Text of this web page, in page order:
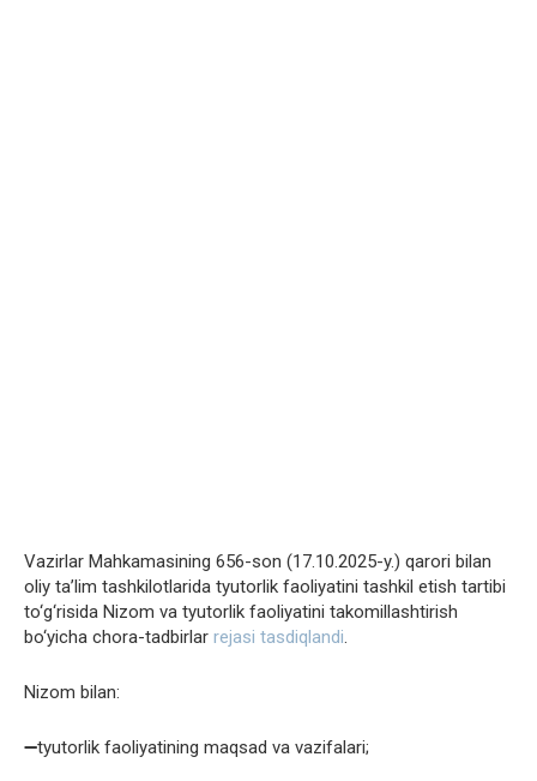
Vazirlar Mahkamasining 656-son (17.10.2025-y.) qarori bilan
oliy ta’lim tashkilotlarida tyutorlik faoliyatini tashkil etish tartibi
to‘g‘risida Nizom va tyutorlik faoliyatini takomillashtirish
bo‘yicha chora-tadbirlar rejasi tasdiqlandi.
Nizom bilan:
➖tyutorlik faoliyatining maqsad va vazifalari;